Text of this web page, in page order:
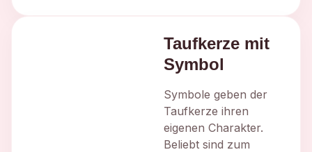
Taufkerze mit
Symbol
Symbole geben der
Taufkerze ihren
eigenen Charakter.
Beliebt sind zum